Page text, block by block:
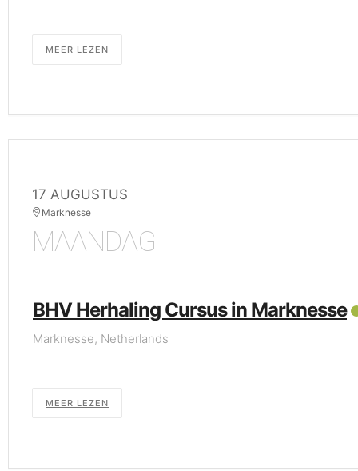
MEER LEZEN
17 AUGUSTUS
Marknesse
MAANDAG
BHV Herhaling Cursus in Marknesse
Marknesse, Netherlands
MEER LEZEN